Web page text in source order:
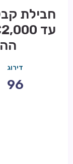
דירוג
96